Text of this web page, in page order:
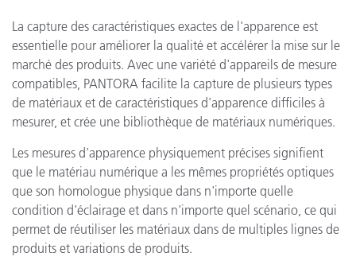
La capture des caractéristiques exactes de l'apparence est
essentielle pour améliorer la qualité et accélérer la mise sur le
marché des produits. Avec une variété d'appareils de mesure
compatibles, PANTORA facilite la capture de plusieurs types
de matériaux et de caractéristiques d'apparence difficiles à
mesurer, et crée une bibliothèque de matériaux numériques.
Les mesures d'apparence physiquement précises signifient
que le matériau numérique a les mêmes propriétés optiques
que son homologue physique dans n'importe quelle
condition d'éclairage et dans n'importe quel scénario, ce qui
permet de réutiliser les matériaux dans de multiples lignes de
produits et variations de produits.